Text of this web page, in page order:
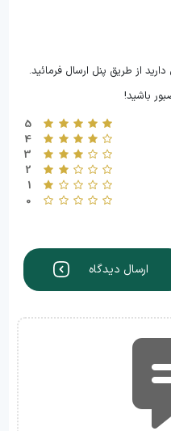
از طریق پنل ارسال فرمائید.
باشید!
5
4
3
2
1
0
ارسال دیدگاه